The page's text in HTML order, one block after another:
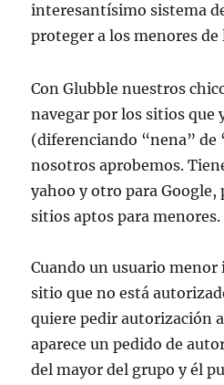
interesantí­simo sistema
proteger a los menores de
Con Glubble nuestros
navegar por los sitios que
(diferenciando “nena” de
nosotros aprobemos.
yahoo y otro para Google,
sitios aptos para menores.
Cuando un usuario
sitio que no está
quiere pedir autorización
aparece un pedido de
del mayor del grupo y él